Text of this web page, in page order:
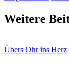
Weitere
Übers Ohr ins Herz